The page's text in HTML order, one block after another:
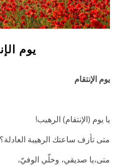
يوم
يوم الإنتقام
يا يوم (الإنتقام) الرهيب!
متى تأزف ساعتك الرهيبة العادلة؟
متى،يا صديقي، وخلّي الوفيّ،